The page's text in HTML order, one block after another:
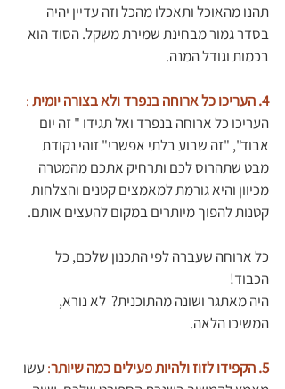
תהנו מהאוכל ותאכלו מהכל וזה עדיין יהיה
בסדר גמור מבחינת שמירת משקל. הסוד הוא
בכמות וגודל המנה.
4. העריכו כל ארוחה בנפרד ולא בצורה יומית
:
העריכו כל ארוחה בנפרד ואל תגידו " זה יום
אבוד", "זה שבוע בלתי אפשרי" זוהי נקודת
מבט שתהרוס לכם ותרחיק אתכם מהמטרה
מכיוון והיא גורמת למאמצים קטנים והצלחות
קטנות להפוך מיותרים במקום להעצים אותם.
כל ארוחה שעברה לפי התכנון שלכם, כל
הכבוד!
היה מאתגר ושונה מהתוכנית?  לא נורא,
המשיכו הלאה.
5. הקפידו לזוז ולהיות פעילים כמה שיותר : עשו